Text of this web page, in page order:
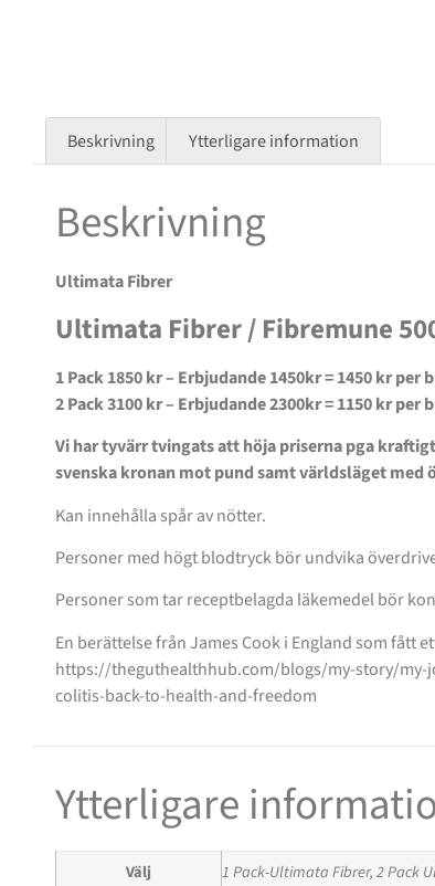
Beskrivning Ytterligare information
Beskrivning
Ultimata Fibrer
Ultimata Fibrer / Fibremune
1 Pack 1850 kr – Erbjudande 1450kr = 1450 kr per
2 Pack 3100 kr – Erbjudande 2300kr = 1150 kr per
Vi har tyvärr tvingats att höja priserna pga
svenska kronan mot pund samt världsläget med
Kan innehålla spår av nötter.
Personer med högt blodtryck bör undvika
Personer som tar receptbelagda läkemedel bör
En berättelse från James Cook i England som fått
https://theguthealthhub.com/blogs/my-story/
colitis-back-to-health-and-freedom
Ytterligare
Välj 1 Pack-Ultimata Fibrer, 2 Pack